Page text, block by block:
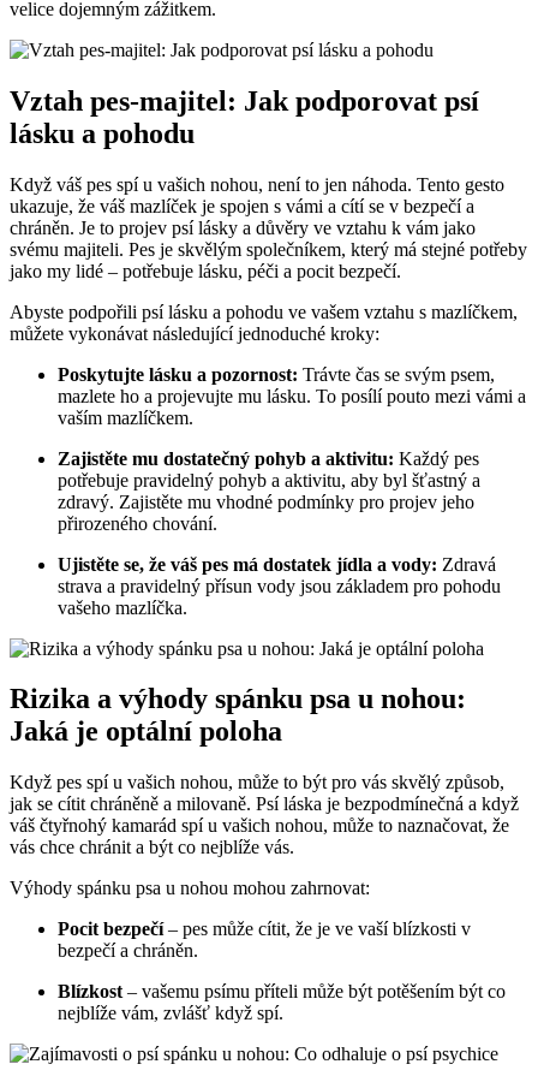
velice dojemným zážitkem.
Vztah pes-majitel: Jak podporovat psí
lásku a pohodu
Když váš pes spí u vašich nohou, není to jen náhoda. Tento gesto
ukazuje, že váš mazlíček je spojen s vámi a cítí se v bezpečí a
chráněn. Je to projev psí lásky a důvěry ve vztahu k vám jako
svému majiteli. Pes je skvělým společníkem, který má stejné potřeby
jako my lidé – potřebuje lásku, péči a pocit bezpečí.
Abyste podpořili psí lásku a pohodu ve vašem vztahu s mazlíčkem,
můžete vykonávat následující jednoduché kroky:
Poskytujte lásku a pozornost: Trávte čas se svým psem,
mazlete ho a projevujte mu lásku. To posílí pouto mezi vámi a
vaším mazlíčkem.
Zajistěte mu dostatečný pohyb a aktivitu: Každý pes
potřebuje pravidelný pohyb a aktivitu, aby byl šťastný a
zdravý. Zajistěte mu vhodné podmínky pro projev jeho
přirozeného chování.
Ujistěte se, že váš pes má dostatek jídla a vody: Zdravá
strava a pravidelný přísun vody jsou základem pro pohodu
vašeho mazlíčka.
Rizika a výhody spánku psa u nohou:
Jaká je optální poloha
Když pes spí u vašich nohou, může to být pro vás skvělý způsob,
jak se cítit chráněně a milovaně. Psí láska je bezpodmínečná a když
váš čtyřnohý kamarád spí u vašich nohou, může to naznačovat, že
vás chce chránit a být co nejblíže vás.
Výhody spánku psa u nohou mohou zahrnovat:
Pocit bezpečí– pes může cítit, že je ve vaší blízkosti v
bezpečí a chráněn.
Blízkost – vašemu psímu příteli může být potěšením být co
nejblíže vám, zvlášť když spí.